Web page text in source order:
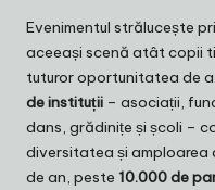
Evenimentul strălucește
aceeași scenă atât copii
tuturor oportunitatea de
de instituții – asociații,
dans, grădinițe și școli –
diversitatea și amploarea
de an, peste 10.000 de